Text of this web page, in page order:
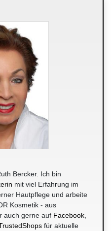
Bercker. Ich bin
mit viel Erfahrung im
Hautpflege und arbeite
Kosmetik - aus
auch gerne auf Facebook
für aktuelle